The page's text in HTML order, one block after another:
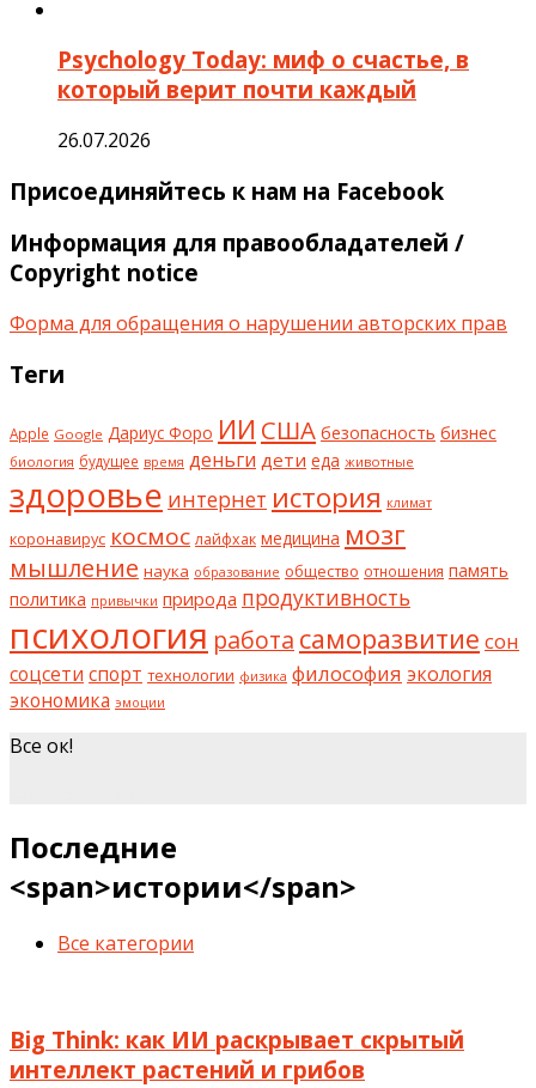
Psychology Today: миф о счастье, в
который верит почти каждый
26.07.2026
Присоединяйтесь к нам на Facebook
Информация для правообладателей /
Copyright notice
Форма для обращения о нарушении авторских прав
Теги
Apple Google Дариус Форо ИИ США безопасность бизнес
биология будущее время деньги дети еда животные
здоровье интернет история климат
коронавирус космос лайфхак медицина мозг
мышление наука образование общество отношения память
политика привычки природа продуктивность
психология работа саморазвитие сон
соцсети спорт технологии физика философия экология
экономика эмоции
Все ок!
Последние
<span>истории</span>
Все категории
Big Think: как ИИ раскрывает скрытый
интеллект растений и грибов